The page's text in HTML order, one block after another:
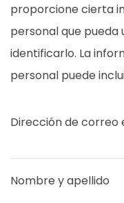
proporcione cierta
personal que
identificarlo. La
personal puede
Dirección de correo
Nombre y apellido